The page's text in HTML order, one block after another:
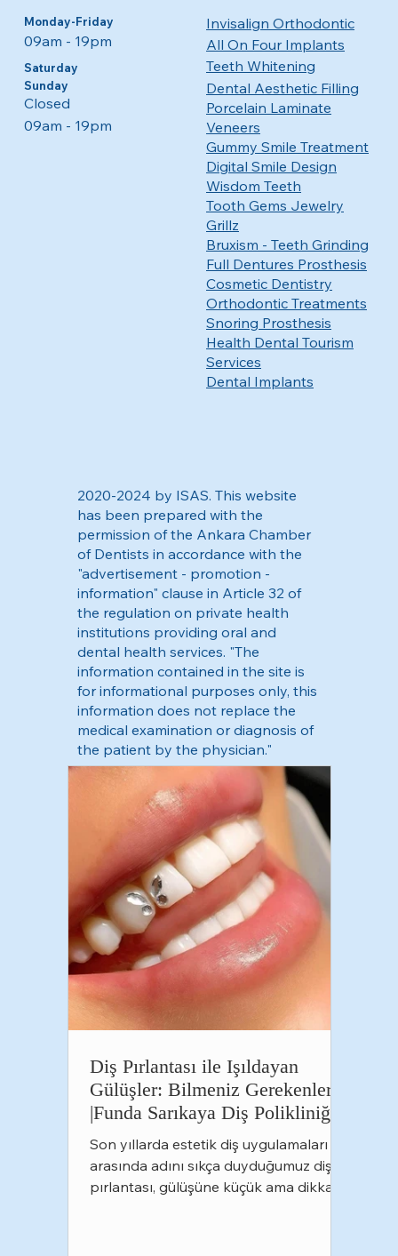
Monday-Friday
Sunday
09am - 19pm​​
​​Saturday
Closed
09am - 19pm
Invisalign Orthodontic
All On Four Implants
Teeth Whitening
Dental Aesthetic Filling
Porcelain Laminate
Veneers
Gummy Smile Treatment
Digital Smile Design
Wisdom Teeth
Tooth Gems Jewelry
Grillz
Bruxism - Teeth Grinding
Full Dentures Prosthesis
Cosmetic Dentistry
Orthodontic Treatments
Snoring Prosthesis
Health Dental Tourism
Services
Dental Implants
Diş Pırlantası ile Işıldayan
Gülüşler: Bilmeniz Gerekenler
|Funda Sarıkaya Diş Polikliniği
Son yıllarda estetik diş uygulamaları
arasında adını sıkça duyduğumuz diş
pırlantası, gülüşüne küçük ama dikkat
2020-2024 by ISAS. This website
has been prepared with the
permission of the Ankara Chamber
of Dentists in accordance with the
"advertisement - promotion -
information" clause in Article 32 of
the regulation on private health
institutions providing oral and
dental health services. "The
information contained in the site is
for informational purposes only, this
information does not replace the
medical examination or diagnosis of
the patient by the physician."